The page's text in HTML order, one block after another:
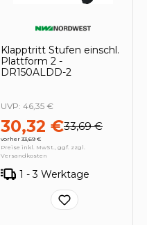
Klapptritt Stufen einschl.
Plattform 2 -
DR150ALDD-2
30,32 €33,69 €
vorher 33,69 €
UVP: 46,35 €
Preise inkl. MwSt., ggf. zzgl.
Versandkosten
1 - 3 Werktage